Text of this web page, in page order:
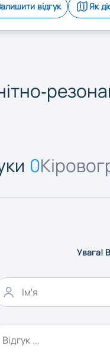
відгук Як
0
Увага!